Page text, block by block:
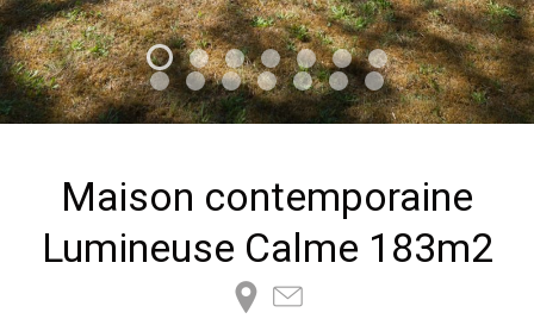
Maison contemporaine
Lumineuse Calme 183m2